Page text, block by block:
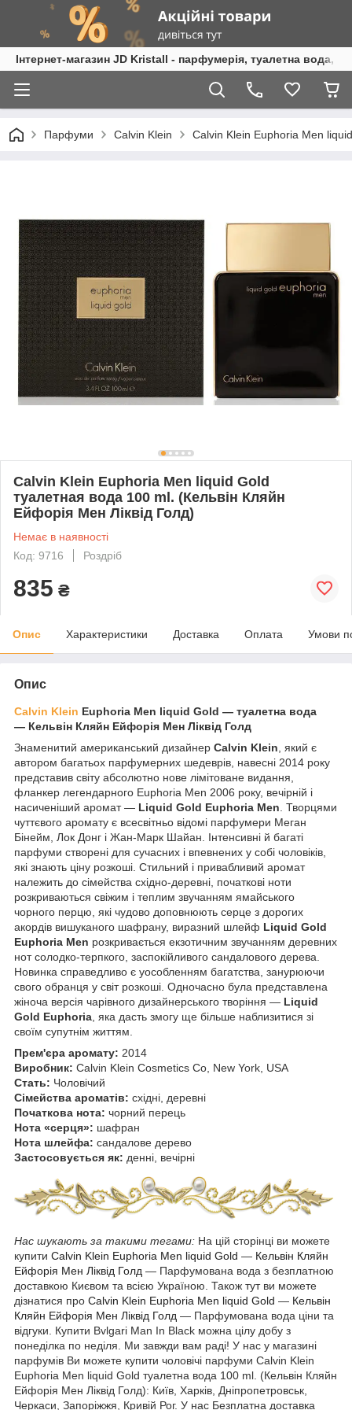
Інтернет-магазин JD Kristall - парфумерія, туалетна вода,
Парфуми Calvin Klein Calvin Klein Euphoria Men
Calvin Klein Euphoria Men liquid Gold
туалетная вода 100 ml. (Кельвін Кляйн
Ейфорія Мен Ліквід Голд)
Немає в наявності
Код: 9716
Роздріб
835 ₴
Опис Характеристики Доставка Оплата Умови
Опис
Calvin Klein Euphoria Men liquid Gold ― туалетна вода
― Кельвін Кляйн Ейфорія Мен Ліквід Голд
Знаменитий американський дизайнер Calvin Klein , який є
автором багатьох парфумерних шедеврів, навесні 2014 року
представив світу абсолютно нове лімітоване видання,
фланкер легендарного Euphoria Men 2006 року, вечірній і
насиченіший аромат — Liquid Gold Euphoria Men . Творцями
чуттєвого аромату є всесвітньо відомі парфумери Меган
Бінейм, Лок Донг і Жан-Марк Шайан. Інтенсивні й багаті
парфуми створені для сучасних і впевнених у собі чоловіків,
які знають ціну розкоші. Стильний і привабливий аромат
належить до сімейства східно-деревні, початкові ноти
розкриваються свіжим і теплим звучанням ямайського
чорного перцю, які чудово доповнюють серце з дорогих
акордів вишуканого шафрану, виразний шлейф Liquid Gold
Euphoria Men розкривається екзотичним звучанням деревних
нот солодко-терпкого, заспокійливого сандалового дерева.
Новинка справедливо є уособленням багатства, занурюючи
свого обранця у світ розкоші. Одночасно була представлена
жіноча версія чарівного дизайнерського творіння — Liquid
Gold Euphoria , яка дасть змогу ще більше наблизитися зі
своїм супутнім життям.
Прем'єра аромату: 2014
Виробник: Calvin Klein Cosmetics Co, New York, USA
Стать: Чоловічий
Сімейства ароматів: східні, деревні
Початкова нота: чорний перець
Нота «серця»: шафран
Нота шлейфа: сандалове дерево
Застосовується як: денні, вечірні
Нас шукають за такими тегами: На цій сторінці ви можете
купити Calvin Klein Euphoria Men liquid Gold ― Кельвін Кляйн
Ейфорія Мен Ліквід Голд ― Парфумована вода з безплатною
доставкою Києвом та всією Україною. Також тут ви можете
дізнатися про Calvin Klein Euphoria Men liquid Gold ― Кельвін
Кляйн Ейфорія Мен Ліквід Голд ― Парфумована вода ціни та
відгуки. Купити Bvlgari Man In Black можна цілу добу з
понеділка по неділя. Ми завжди вам раді! У нас у магазині
парфумів Ви можете купити чоловічі парфуми Calvin Klein
Euphoria Men liquid Gold туалетна вода 100 ml. (Кельвін Кляйн
Ейфорія Мен Ліквід Голд): Київ, Харків, Дніпропетровськ,
Черкаси, Запоріжжя, Кривій Рог. У нас Безплатна доставка